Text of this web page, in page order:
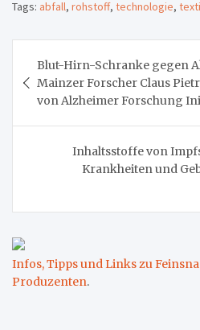
Tags: abfall, rohstoff, technologie,
Blut-Hirn-Schranke gegen
Mainzer Forscher Claus
von Alzheimer Forschung
Inhaltsstoffe von
Krankheiten und
Infos, Tipps und Links zu
Produzenten.